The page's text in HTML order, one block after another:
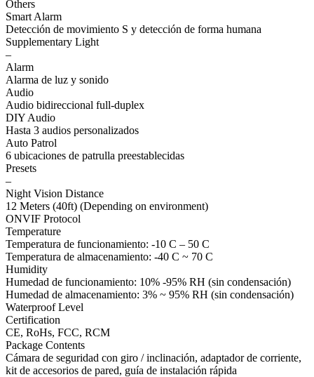
Others
Smart Alarm
Detección de movimiento S y detección de forma humana
Supplementary Light
–
Alarm
Alarma de luz y sonido
Audio
Audio bidireccional full-duplex
DIY Audio
Hasta 3 audios personalizados
Auto Patrol
6 ubicaciones de patrulla preestablecidas
Presets
–
Night Vision Distance
12 Meters (40ft) (Depending on environment)
ONVIF Protocol
Temperature
Temperatura de funcionamiento: -10 C – 50 C
Temperatura de almacenamiento: -40 C ~ 70 C
Humidity
Humedad de funcionamiento: 10% -95% RH (sin condensación)
Humedad de almacenamiento: 3% ~ 95% RH (sin condensación)
Waterproof Level
Certification
CE, RoHs, FCC, RCM
Package Contents
Cámara de seguridad con giro / inclinación, adaptador de corriente,
kit de accesorios de pared, guía de instalación rápida